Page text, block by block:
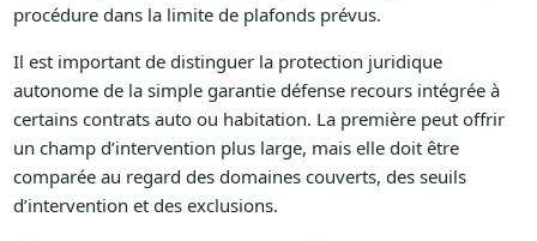
procédure dans la limite de plafonds prévus.
Il est important de distinguer la protection juridique
autonome de la simple garantie défense recours intégrée à
certains contrats auto ou habitation. La première peut offrir
un champ d’intervention plus large, mais elle doit être
comparée au regard des domaines couverts, des seuils
d’intervention et des exclusions.